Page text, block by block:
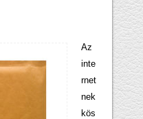
Az
inte
rnet
nek
kös